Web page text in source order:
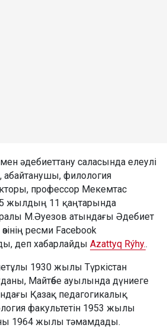
әдебиеттану саласында елеулі
абайтанушы, филология
профессор Мекемтас
жылдың 11 қаңтарында
М.Әуезов атындағы Әдебиет
ресми Facebook
деп хабарлайды Azattyq Rýhy..
1930 жылы Түркістан
Майтөбе ауылында дүниеге
Қазақ педагогикалық
факультетін 1953 жылы
1964 жылы тәмамдады.